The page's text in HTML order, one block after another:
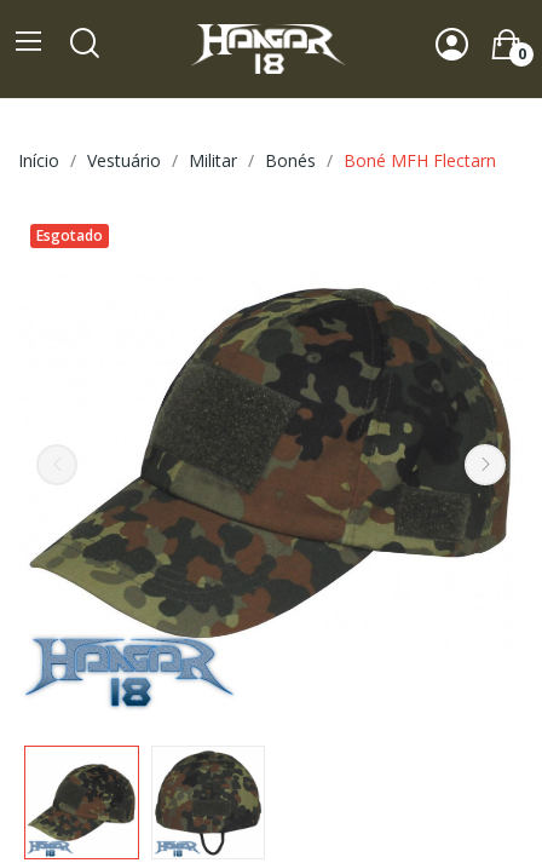
0
Início Vestuário Militar Bonés Boné MFH Flectarn
Esgotado